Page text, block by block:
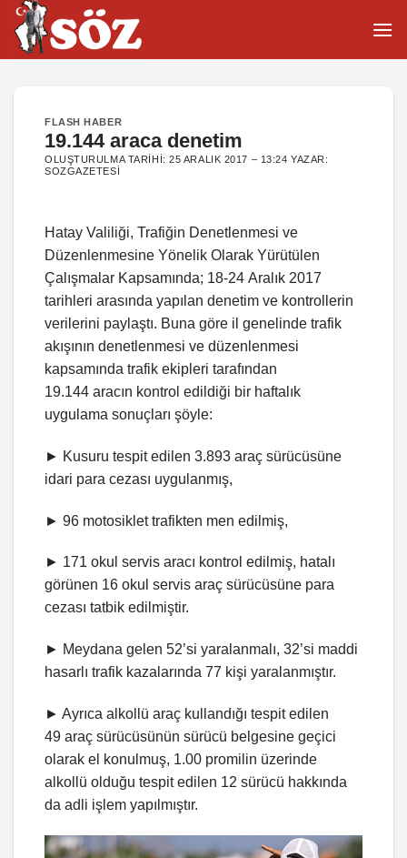
İçeriğe
atla
FLASH HABER
19.144 araca denetim
OLUŞTURULMA TARIHI:25 ARALIK 2017 – 13:24 YAZAR:
SOZGAZETESI
Hatay Valiliği, Trafiğin Denetlenmesi ve
Düzenlenmesine Yönelik Olarak Yürütülen
Çalışmalar Kapsamında; 18-24 Aralık 2017
tarihleri arasında yapılan denetim ve kontrollerin
verilerini paylaştı. Buna göre il genelinde trafik
akışının denetlenmesi ve düzenlenmesi
kapsamında trafik ekipleri tarafından
19.144 aracın kontrol edildiği bir haftalık
uygulama sonuçları şöyle:
► Kusuru tespit edilen 3.893 araç sürücüsüne
idari para cezası uygulanmış,
► 96 motosiklet trafikten men edilmiş,
► 171 okul servis aracı kontrol edilmiş, hatalı
görünen 16 okul servis araç sürücüsüne para
cezası tatbik edilmiştir.
► Meydana gelen 52’si yaralanmalı, 32’si maddi
hasarlı trafik kazalarında 77 kişi yaralanmıştır.
► Ayrıca alkollü araç kullandığı tespit edilen
49 araç sürücüsünün sürücü belgesine geçici
olarak el konulmuş, 1.00 promilin üzerinde
alkollü olduğu tespit edilen 12 sürücü hakkında
da adli işlem yapılmıştır.